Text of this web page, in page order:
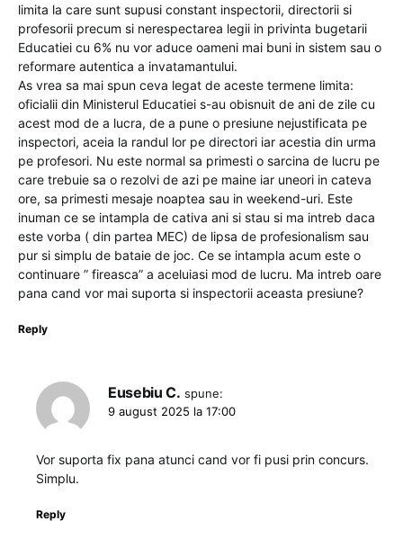
limita la care sunt supusi constant inspectorii, directorii si
profesorii precum si nerespectarea legii in privinta bugetarii
Educatiei cu 6% nu vor aduce oameni mai buni in sistem sau o
reformare autentica a invatamantului.
As vrea sa mai spun ceva legat de aceste termene limita:
oficialii din Ministerul Educatiei s-au obisnuit de ani de zile cu
acest mod de a lucra, de a pune o presiune nejustificata pe
inspectori, aceia la randul lor pe directori iar acestia din urma
pe profesori. Nu este normal sa primesti o sarcina de lucru pe
care trebuie sa o rezolvi de azi pe maine iar uneori in cateva
ore, sa primesti mesaje noaptea sau in weekend-uri. Este
inuman ce se intampla de cativa ani si stau si ma intreb daca
este vorba ( din partea MEC) de lipsa de profesionalism sau
pur si simplu de bataie de joc. Ce se intampla acum este o
continuare ” fireasca” a aceluiasi mod de lucru. Ma intreb oare
pana cand vor mai suporta si inspectorii aceasta presiune?
Reply
Eusebiu C. spune:
9 august 2025 la 17:00
Vor suporta fix pana atunci cand vor fi pusi prin concurs.
Simplu.
Reply